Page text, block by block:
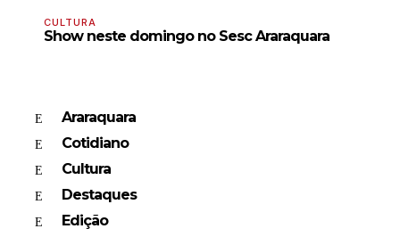
CULTURA
Show neste domingo no Sesc Araraquara
Araraquara
Cotidiano
Cultura
Destaques
Edição